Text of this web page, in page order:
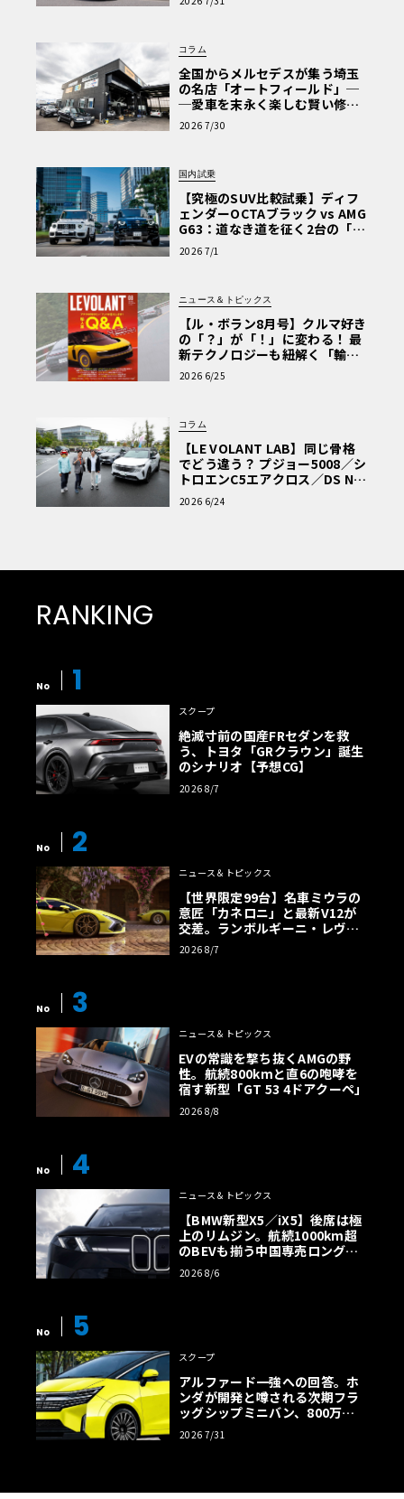
Why? Hyundai?】〈PR〉
コラム
全国からメルセデスが集う埼玉
の名店「オートフィールド」─
─愛車を末永く楽しむ賢い修理
術と、プロがフックス製オイル
を選ぶ理由〈PR〉
2026 7/30
国内試乗
【究極のSUV比較試乗】ディフ
ェンダーOCTAブラック vs AMG
G63：道なき道を征く2台の「対
極的アプローチ」
2026 7/1
ニュース＆トピックス
【ル・ボラン8月号】クルマ好き
の「？」が「！」に変わる！ 最
新テクノロジーも紐解く「輸入
車Q&A」
2026 6/25
コラム
【LE VOLANT LAB】同じ骨格
でどう違う？ プジョー5008／シ
トロエンC5エアクロス／DS Nº4
読者一気乗りレポート
2026 6/24
RANKING
No 1
スクープ
絶滅寸前の国産FRセダンを救
う、トヨタ「GRクラウン」誕生
のシナリオ【予想CG】
2026 8/7
No 2
ニュース＆トピックス
【世界限定99台】名車ミウラの
意匠「カネロニ」と最新V12が
交差。ランボルギーニ・レヴエ
ルトに60周年記念車が登場
2026 8/7
No 3
ニュース＆トピックス
EVの常識を撃ち抜くAMGの野
性。航続800kmと直6の咆哮を
宿す新型「GT 53 4ドアクーペ」
2026 8/8
No 4
ニュース＆トピックス
【BMW新型X5／iX5】後席は極
上のリムジン。航続1000km超
のBEVも揃う中国専売ロング仕
様の全貌
2026 8/6
No 5
スクープ
アルファード一強への回答。ホ
ンダが開発と噂される次期フラ
ッグシップミニバン、800万円
超の勝算【予想CG】
2026 7/31